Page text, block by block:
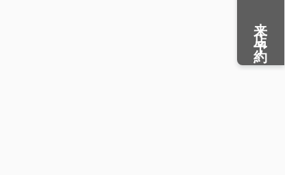
来店予約